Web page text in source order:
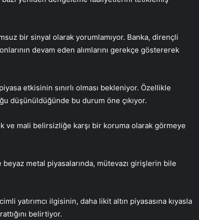
bir sinyal olarak yorumlamıyor. Banka, dirençli
devam eden alımlarını gerekçe göstererek
etkisinin sınırlı olması bekleniyor. Özellikle
düşünüldüğünde bu durum öne çıkıyor.
ve mali belirsizliğe karşı bir koruma olarak görmeye
metal piyasalarında, mütevazı girişlerin bile
yatırımcı ilgisinin, daha likit altın piyasasına kıyasla
belirtiyor.